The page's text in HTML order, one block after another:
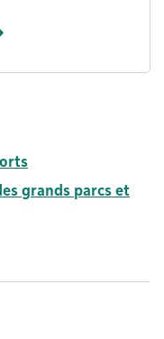
grands parcs et